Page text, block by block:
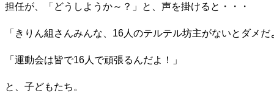
担任が、「どうしようか～？」と、声を掛けると・・・
「きりん組さんみんな、16人のテルテル坊主がないとダメだ
「運動会は皆で16人で頑張るんだよ！」
と、子どもたち。